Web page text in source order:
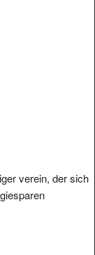
verein, der sich